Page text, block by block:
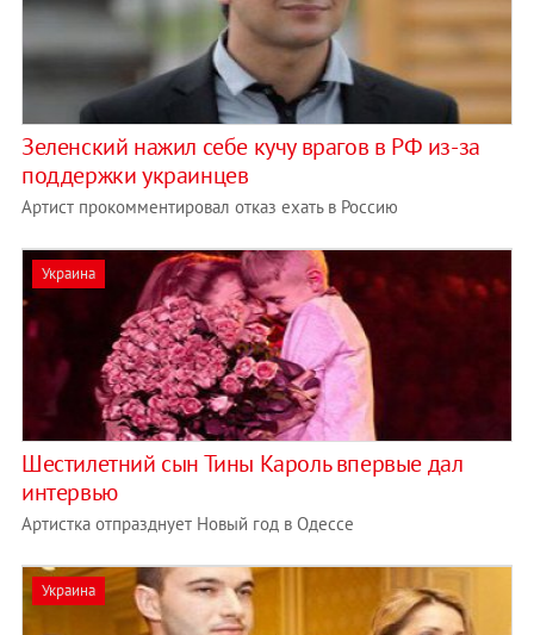
Зеленский нажил себе кучу врагов в РФ из-за
поддержки украинцев
Артист прокомментировал отказ ехать в Россию
Украина
Шестилетний сын Тины Кароль впервые дал
интервью
Артистка отпразднует Новый год в Одессе
Украина